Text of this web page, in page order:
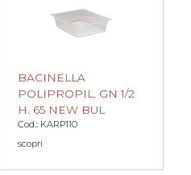
BACINELLA
POLIPROPIL. GN 1/2
H. 65 NEW BUL
Cod.: KARP110
scopri